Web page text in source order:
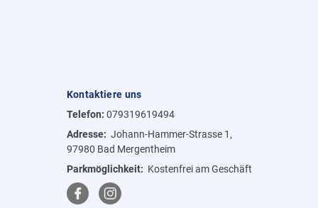
Kontaktiere uns
Telefon: 079319619494
Adresse: Johann-Hammer-Strasse 1,
97980 Bad Mergentheim
Parkmöglichkeit: Kostenfrei am Geschäft